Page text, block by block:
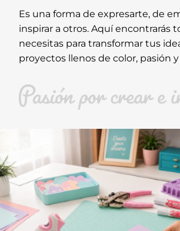
Es una forma de expresarte, de
inspirar a otros. Aquí encontrarás
necesitas para transformar tus
proyectos llenos de color, pasión